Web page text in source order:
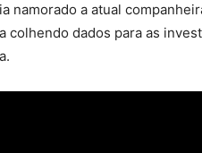
namorado a atual
colhendo dados para as